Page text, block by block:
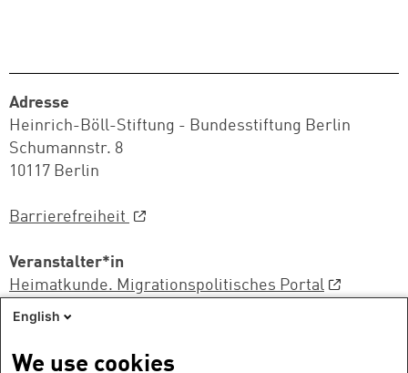
Adresse
Heinrich-Böll-Stiftung - Bundesstiftung Berlin
Schumannstr. 8
10117 Berlin
Barrierefreiheit
Veranstalter*in
Heimatkunde. Migrationspolitisches Portal
Deutsch
English
We use cookies